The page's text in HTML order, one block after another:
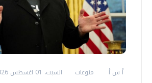
أ ش أ منوعات السبت، 01 اغسطس 2026 10:20 م